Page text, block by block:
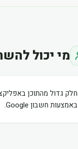
מי יכול
חלק גדול מהתוכן
באמצעות חשבון Google.